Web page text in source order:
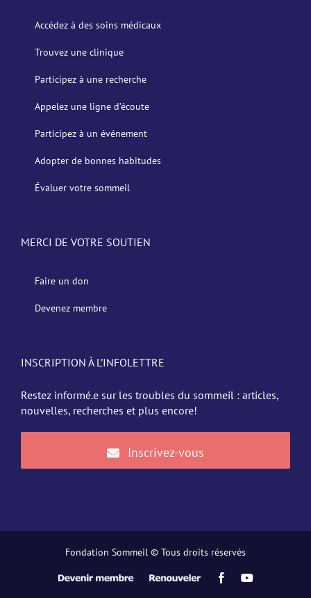
Accédez à des soins médicaux
Trouvez une clinique
Participez à une recherche
Appelez une ligne d’écoute
Participez à un événement
Adopter de bonnes habitudes
Évaluer votre sommeil
MERCI DE VOTRE SOUTIEN
Faire un don
Devenez membre
INSCRIPTION À L’INFOLETTRE
Restez informé.e sur les troubles du sommeil : articles,
nouvelles, recherches et plus encore!
Inscrivez-vous
Fondation Sommeil © Tous droits réservés
Devenir
Renouveler FacebookYouTube